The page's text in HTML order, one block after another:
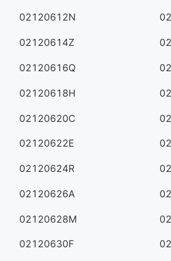
02120612N
02120614Z
02120616Q
02120618H
02120620C
02120622E
02120624R
02120626A
02120628M
02120630F